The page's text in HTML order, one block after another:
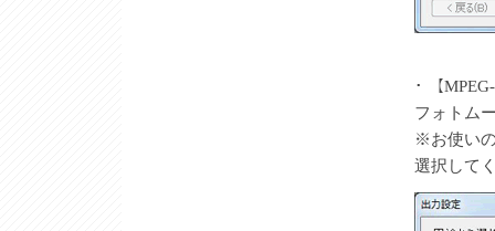
･ 【
フォトム
※お使い
選択して